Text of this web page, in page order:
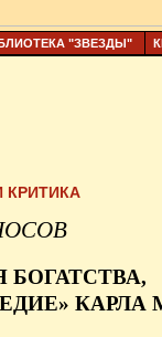
"ЗВЕЗДЫ"
КРИТИКА
КАРЛА